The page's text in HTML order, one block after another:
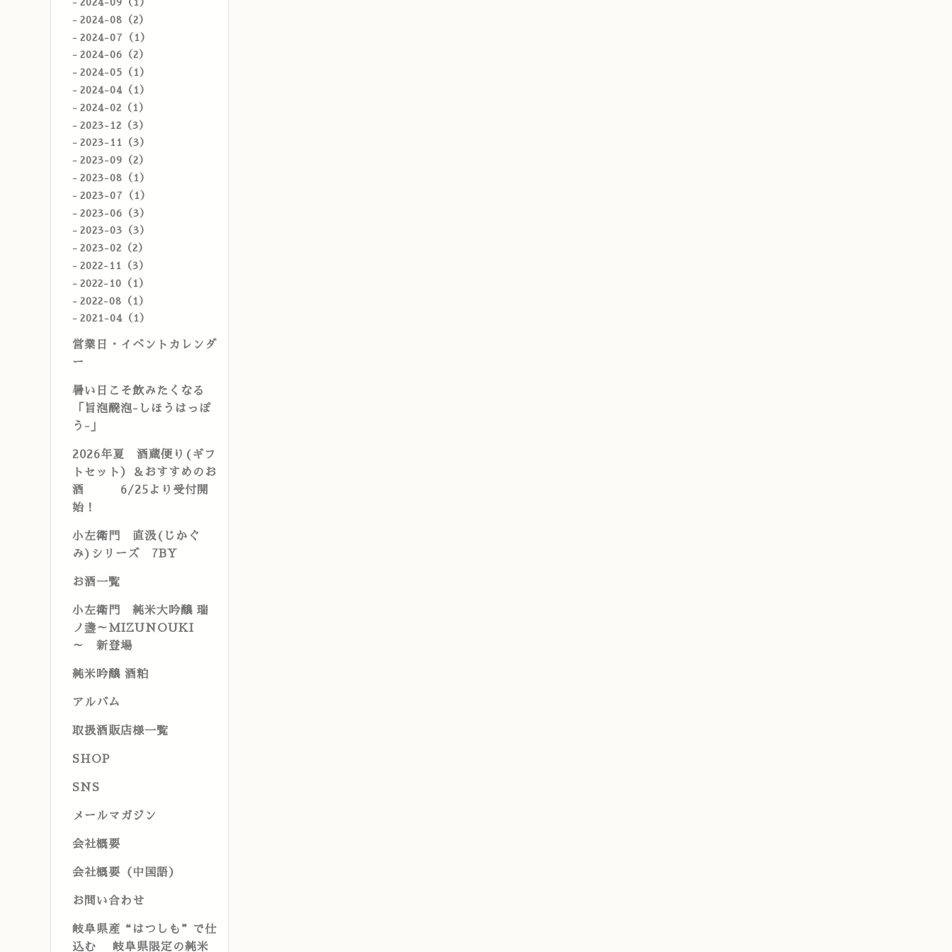
2024-09（1）
2024-08（2）
2024-07（1）
2024-06（2）
2024-05（1）
2024-04（1）
2024-02（1）
2023-12（3）
2023-11（3）
2023-09（2）
2023-08（1）
2023-07（1）
2023-06（3）
2023-03（3）
2023-02（2）
2022-11（3）
2022-10（1）
2022-08（1）
2021-04（1）
営業日・イベントカレンダ
ー
暑い日こそ飲みたくなる
「旨泡醗泡-しほうはっぽ
う-」
2026年夏 酒蔵便り(ギフ
トセット）＆おすすめのお
酒 6/25より受付開
始！
小左衛門 直汲(じかぐ
み)シリーズ 7BY
お酒一覧
小左衛門 純米大吟醸 瑞
ノ盞～MIZUNOUKI
～ 新登場
純米吟醸 酒粕
アルバム
取扱酒販店様一覧
SHOP
SNS
メールマガジン
会社概要
会社概要（中国語）
お問い合わせ
岐阜県産“はつしも”で仕
込む 岐阜県限定の純米